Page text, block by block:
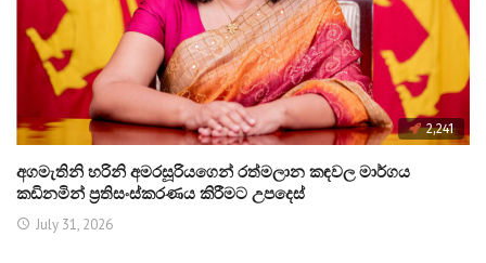
2,241
අගමැතිනි හරිනි අමරසූරියගෙන් රත්මලාන කඳවල මාර්ගය
කඩිනමින් ප්‍රතිසංස්කරණය කිරීමට උපදෙස්
July 31, 2026